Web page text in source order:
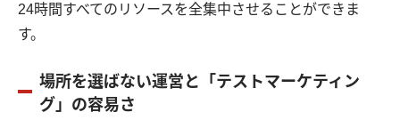
24時間すべてのリソースを全集中させることができま
す。
場所を選ばない運営と「テストマーケティン
グ」の容易さ